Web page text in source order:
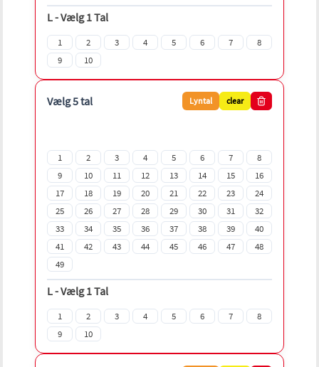
L-Vælg 1 Tal
1 2 3 4 5 6 7
8
9
10
Vælg 5 tal Lyntal clear
1 2 3 4 5 6 7
8
9
10 11 12 13 14 15
16
17
18 19 20 21 22 23
24
25
26 27 28 29 30 31
32
33
34 35 36 37 38 39
40
41
42 43 44 45 46 47
48
49
L-Vælg 1 Tal
1 2 3 4 5 6 7
8
9
10